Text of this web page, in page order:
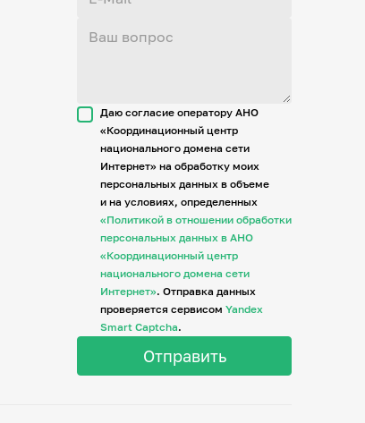
Даю согласие оператору АНО
«Координационный центр
национального домена сети
Интернет» на обработку моих
персональных данных в объеме
и на условиях, определенных
«Политикой в отношении обработки
персональных данных в АНО
«Координационный центр
национального домена сети
Интернет». Отправка данных
проверяется сервисом Yandex
Smart Captcha.